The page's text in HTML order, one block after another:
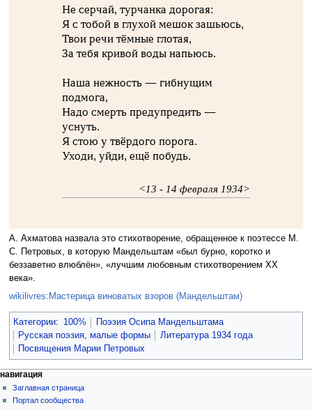
Не серчай, турчанка дорогая:
Я с тобой в глухой мешок зашьюсь,
Твои речи тёмные глотая,
За тебя кривой воды напьюсь.
Наша нежность — гибнущим
подмога,
Надо смерть предупредить —
уснуть.
Я стою у твёрдого порога.
Уходи, уйди, ещё побудь.
<13 - 14 февраля 1934>
А. Ахматова назвала это стихотворение, обращенное к поэтессе М.
С. Петровых, в которую Мандельштам «был бурно, коротко и
беззаветно влюблён», «лучшим любовным стихотворением XX
века».
wikilivres:Мастерица виноватых взоров (Мандельштам)
Категории: 100%
Поэзия Осипа Мандельштама
Русская поэзия, малые формы
Литература 1934 года
Посвящения Марии Петровых
навигация
Заглавная страница
Портал сообщества